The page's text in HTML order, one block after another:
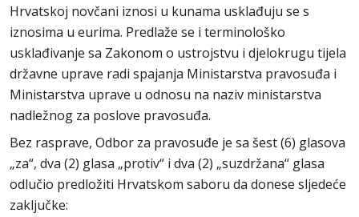
Hrvatskoj novčani iznosi u kunama usklađuju se s
iznosima u eurima. Predlaže se i terminološko
usklađivanje sa Zakonom o ustrojstvu i djelokrugu tijela
državne uprave radi spajanja Ministarstva pravosuđa i
Ministarstva uprave u odnosu na naziv ministarstva
nadležnog za poslove pravosuđa.
Bez rasprave, Odbor za pravosuđe je sa šest (6) glasova
„za“, dva (2) glasa „protiv“ i dva (2) „suzdržana“ glasa
odlučio predložiti Hrvatskom saboru da donese sljedeće
zaključke: